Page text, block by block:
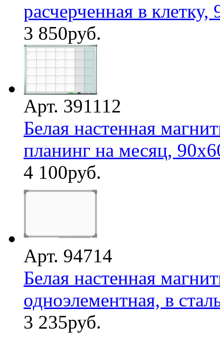
расчерченная в клетку,
3 850руб.
Арт. 391112
Белая настенная
планинг на месяц,
4 100руб.
Арт. 94714
Белая настенная
одноэлементная, в
3 235руб.